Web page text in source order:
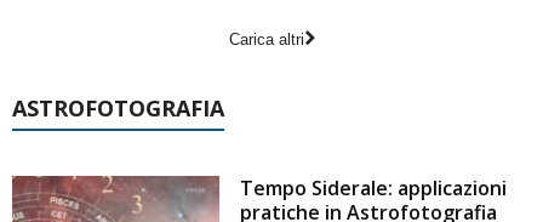
Carica altri
ASTROFOTOGRAFIA
Tempo Siderale: applicazioni
pratiche in Astrofotografia